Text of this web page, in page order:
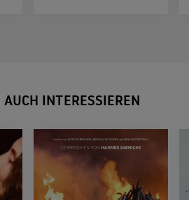
INTERESSIEREN